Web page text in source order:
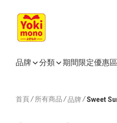
品牌 分類 期間限定優惠區
首頁/ 所有商品 /品牌 /Sweet